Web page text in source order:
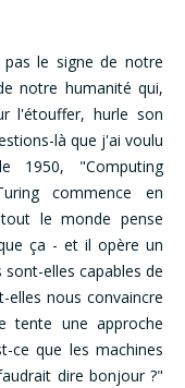
le signe de notre
notre humanité qui,
l'étouffer, hurle son
là que j'ai voulu
1950, "Computing
commence en
le monde pense
ça - et il opère un
elles capables de
elles nous convaincre
tente une approche
ce que les machines
dire bonjour ?"